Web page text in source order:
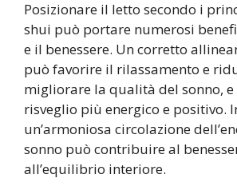
Posizionare il letto secondo i
shui può portare numerosi
e il benessere. Un corretto
può favorire il rilassamento e
migliorare la qualità del sonno,
risveglio più energico e positivo.
un’armoniosa circolazione
sonno può contribuire al
all’equilibrio interiore.